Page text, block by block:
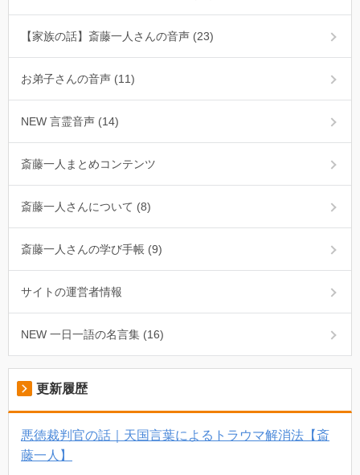
【家族の話】斎藤一人さんの音声 (23)
お弟子さんの音声 (11)
NEW 言霊音声 (14)
斎藤一人まとめコンテンツ
斎藤一人さんについて (8)
斎藤一人さんの学び手帳 (9)
サイトの運営者情報
NEW 一日一語の名言集 (16)
更新履歴
悪徳裁判官の話｜天国言葉によるトラウマ解消法【斎
藤一人】